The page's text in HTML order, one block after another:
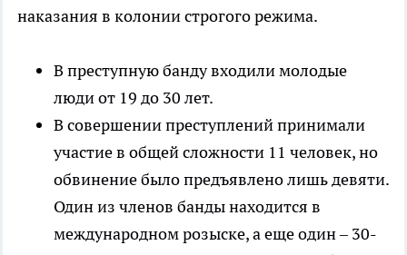
наказания в колонии строгого режима.
В преступную банду входили молодые
люди от 19 до 30 лет.
В совершении преступлений принимали
участие в общей сложности 11 человек, но
обвинение было предъявлено лишь девяти.
Один из членов банды находится в
международном розыске, а еще один – 30-